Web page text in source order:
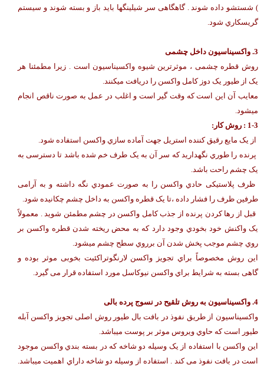
) شستشو داده شوند . گاهگاهی سر شیلینگها باید باز و بسته شوند و سیستم
گریسکاري شود.
3. واکسیناسیون داخل چشمی
روش قطره چشمی ، موثرترین شیوه واکسیناسیون است . زیرا مطمئنا هر
یک از طیور یک دوز کامل واکسن را دریافت میکنند.
معایب آن این است که وقت گیر است و اغلب در عمل به صورت ناقص انجام
میشود.
1-3 : روش کار:
از یک مایع رقیق کننده استریل جهت آماده سازي واکسن استفاده شود.
پرنده را طوري نگهدارید که سر آن به یک طرف خم شده باشد تا دسترسی به
یک چشم راحت باشد.
ظرف پلاستیکی حادي واکسن را به صورت عمودي نگه داشته و به آرامی
طرفین ظرف را فشار داده ،تا یک قطره واکسن به داخل چشم چکانیده شود.
قبل از رها کردن پرنده از جذب کامل واکسن در چشم مطمئن شوید . معمولاً
یک واکنش خود بخودي وجود دارد که به محض ریخته شدن قطره واکسن بر
روي چشم موجب پخش شدن آن برروي سطح چشم میشود.
این روش مخصوصاً براي تجویز واکسن لارنگوتراکئیت بخوبی موثر بوده و
گاهی بسته به شرایط براي واکسن نیوکاسل مورد استفاده قرار می گیرد.
4. واکسیناسیون به روش تلقیح در نسوج پرده بالی
واکسیناسیون از طریق نفوذ در بافت بال طیور روش اصلی تجویز واکسن آبله
طیور است که حاوي ویروس موثر بر پوست میباشد.
این واکسن با استفاده از یک وسیله دو شاخه که در بسته بندي واکسن موجود
است در بافت نفوذ می کند . استفاده از وسیله دو شاخه داراي اهمیت میباشد.